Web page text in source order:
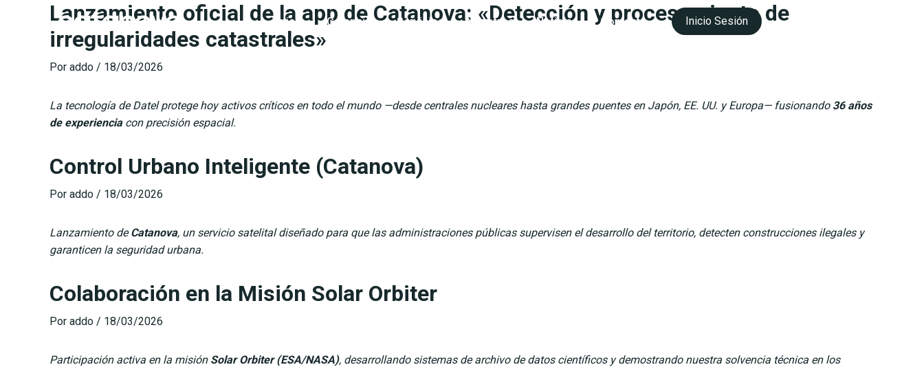
Inicio Catanova Servicios Nosotros Noticias Contacto Inicio Sesión
Lanzamiento oficial de la app de Catanova: «Detección y procesamiento de
irregularidades catastrales»
Por addo / 18/03/2026
La tecnología de Datel protege hoy activos críticos en todo el mundo —desde centrales nucleares hasta grandes puentes en Japón, EE. UU. y Europa— fusionando 36 años
de experienciacon precisión espacial.
Control Urbano Inteligente (Catanova)
Por addo / 18/03/2026
Lanzamiento deCatanova, un servicio satelital diseñado para que las administraciones públicas supervisen el desarrollo del territorio, detecten construcciones ilegales y
garanticen la seguridad urbana.
Colaboración en la Misión Solar Orbiter
Por addo / 18/03/2026
Participación activa en la misión Solar Orbiter (ESA/NASA), desarrollando sistemas de archivo de datos científicos y demostrando nuestra solvencia técnica en los